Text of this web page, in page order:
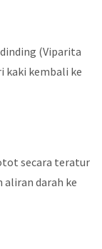
(Viparita
kaki kembali ke
secara teratur
darah ke